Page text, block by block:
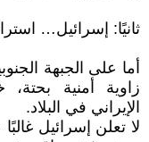
ثانيًا: إسرائيل…
أما على الجبهة
زاوية أمنية
الإيراني في البلاد.
لا تعلن إسرائيل